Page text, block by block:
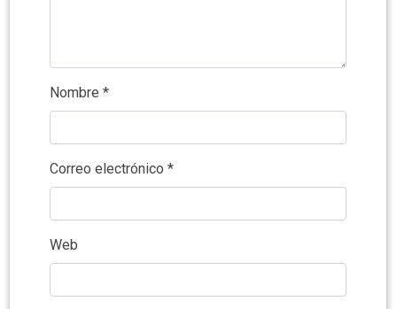
Nombre *
Correo electrónico *
Web